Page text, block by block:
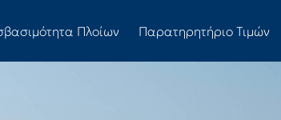
Πλοίων Παρατηρητήριο Τιμών